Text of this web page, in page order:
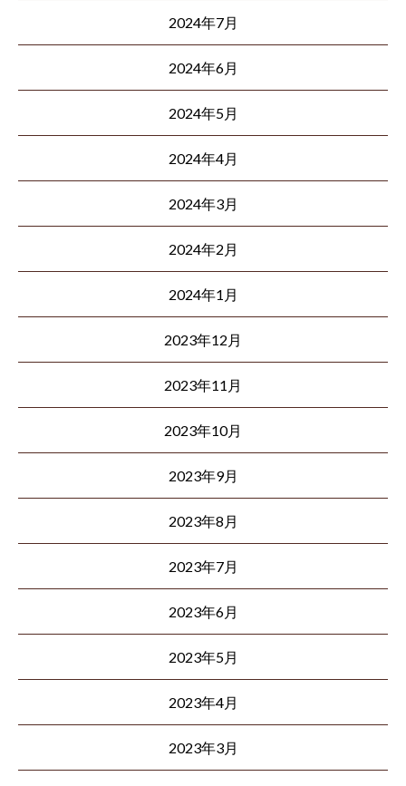
2024年7月
2024年6月
2024年5月
2024年4月
2024年3月
2024年2月
2024年1月
2023年12月
2023年11月
2023年10月
2023年9月
2023年8月
2023年7月
2023年6月
2023年5月
2023年4月
2023年3月